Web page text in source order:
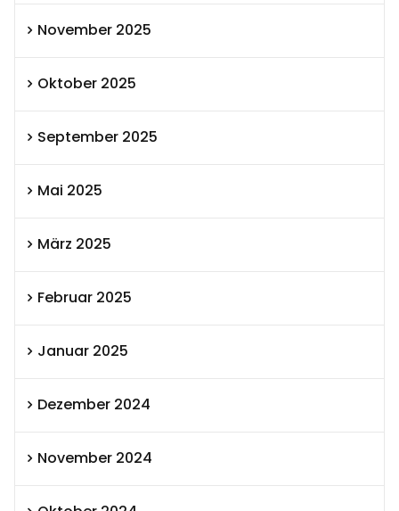
November 2025
Oktober 2025
September 2025
Mai 2025
März 2025
Februar 2025
Januar 2025
Dezember 2024
November 2024